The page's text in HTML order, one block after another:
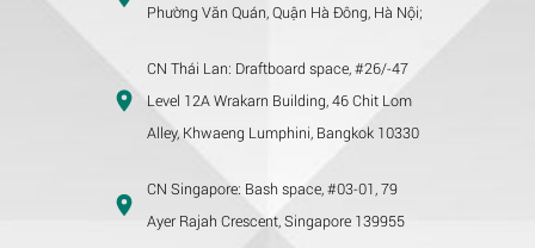
Phường Văn Quán, Quận Hà Đông, Hà Nội;
CN Thái Lan: Draftboard space, #26/-47
Level 12A Wrakarn Building, 46 Chit Lom
Alley, Khwaeng Lumphini, Bangkok 10330
CN Singapore: Bash space, #03-01, 79
Ayer Rajah Crescent, Singapore 139955